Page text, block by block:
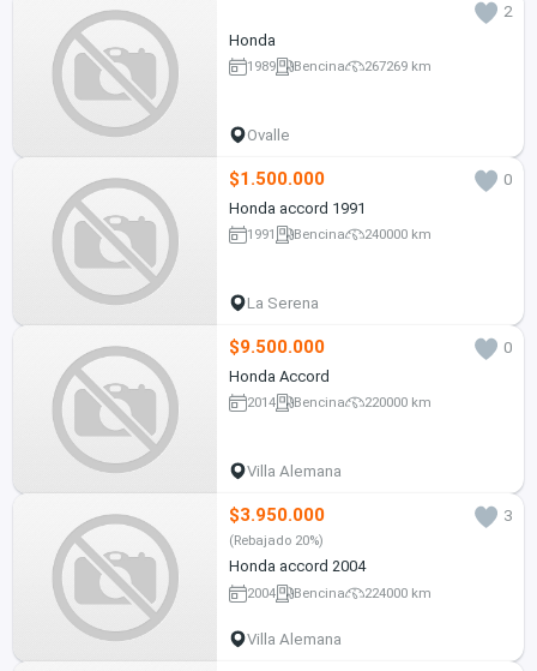
2
Honda
1989 Bencina 267269 km
Ovalle
$1.500.000
0
Honda accord 1991
1991 Bencina 240000 km
La Serena
$9.500.000
0
Honda Accord
2014 Bencina 220000 km
Villa Alemana
$3.950.000 3
(Rebajado 20%)
Honda accord 2004
2004 Bencina 224000 km
Villa Alemana